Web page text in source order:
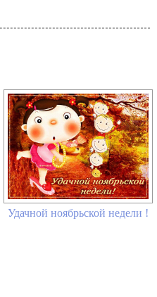
Удачной ноябрьской недели !